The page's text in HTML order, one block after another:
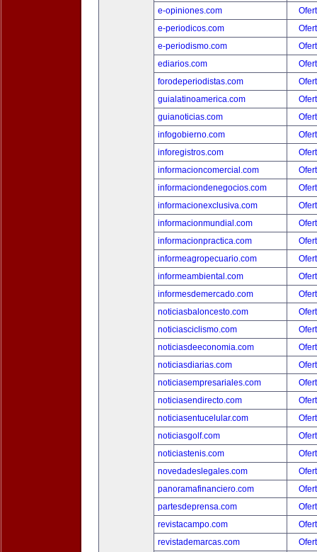
e-opiniones.com
e-periodicos.com
e-periodismo.com
ediarios.com
forodeperiodistas.com
guialatinoamerica.com
guianoticias.com
infogobierno.com
inforegistros.com
informacioncomercial.com
informaciondenegocios.com
informacionexclusiva.com
informacionmundial.com
informacionpractica.com
informeagropecuario.com
informeambiental.com
informesdemercado.com
noticiasbaloncesto.com
noticiasciclismo.com
noticiasdeeconomia.com
noticiasdiarias.com
noticiasempresariales.com
noticiasendirecto.com
noticiasentucelular.com
noticiasgolf.com
noticiastenis.com
novedadeslegales.com
panoramafinanciero.com
partesdeprensa.com
revistacampo.com
revistademarcas.com